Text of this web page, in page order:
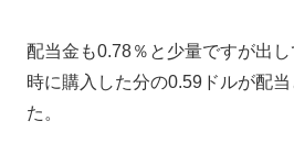
配当金も0.78％と少量ですが出
時に購入した分の0.59ドルが配
た。